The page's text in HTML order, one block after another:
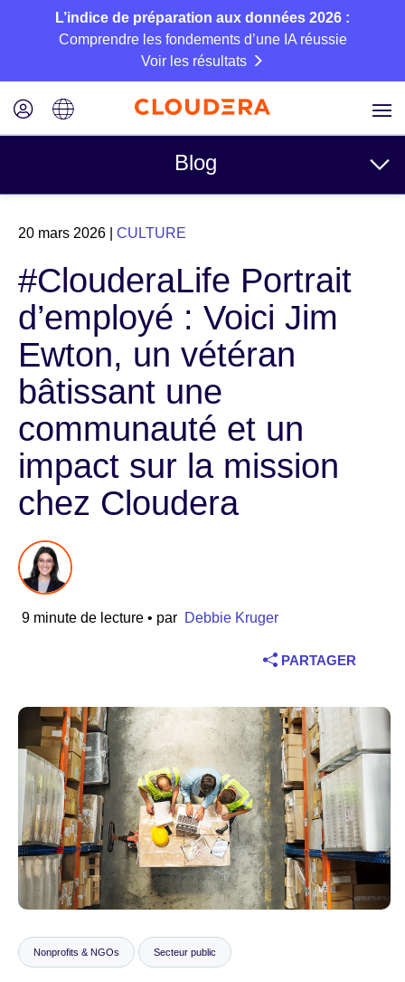
L’indice de préparation aux données 2026 :
Comprendre les fondements d’une IA réussie
Voir les résultats
Blog
Rubriques
Business
Technique
Partenaires
Culture
Industrie
Services financiers
Assurance
Télécommunications
Secteur public
Santé
Éducation
Salle de presse
20 mars 2026 CULTURE
#ClouderaLife Portrait
d’employé : Voici Jim
Ewton, un vétéran
bâtissant une
communauté et un
impact sur la mission
chez Cloudera
9 minute de lecture • par Debbie Kruger
PARTAGER
Nonprofits & NGOs Secteur public